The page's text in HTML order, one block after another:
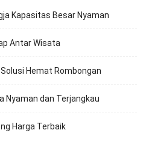
Kapasitas Besar Nyaman
Antar Wisata
Hemat Rombongan
Nyaman dan Terjangkau
Harga Terbaik